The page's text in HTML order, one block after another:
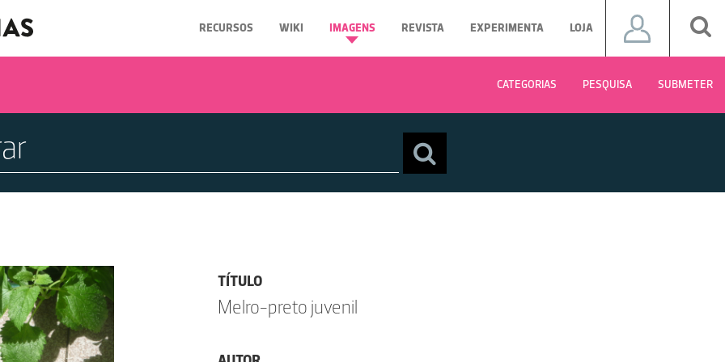
RECURSOS WIKI IMAGENS REVISTA EXPERIMENTA LOJA
CATEGORIAS PESQUISA SUBMETER
TÍTULO
Melro-preto juvenil